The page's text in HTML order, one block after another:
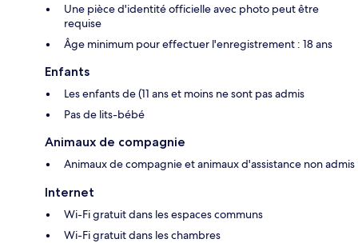
Une pièce d'identité officielle avec photo peut être
requise
Âge minimum pour effectuer l'enregistrement : 18 ans
Enfants
Les enfants de (11 ans et moins ne sont pas admis
Pas de lits-bébé
Animaux de compagnie
Animaux de compagnie et animaux d'assistance non admis
Internet
Wi-Fi gratuit dans les espaces communs
Wi-Fi gratuit dans les chambres